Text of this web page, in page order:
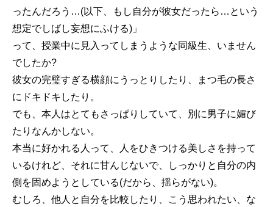
ったんだろう…(以下、もし自分が彼女だったら…という
想定でしばし妄想にふける)」
って、授業中に見入ってしまうような同級生、いません
でしたか?
彼女の完璧すぎる横顔にうっとりしたり、まつ毛の長さ
にドキドキしたり。
でも、本人はとてもさっぱりしていて、別に男子に媚び
たりなんかしない。
本当に好かれる人って、人をひきつける美しさを持って
いるけれど、それに甘んじないで、しっかりと自分の内
側を固めようとしている(だから、揺らがない)。
むしろ、他人と自分を比較したり、こう思われたい、な